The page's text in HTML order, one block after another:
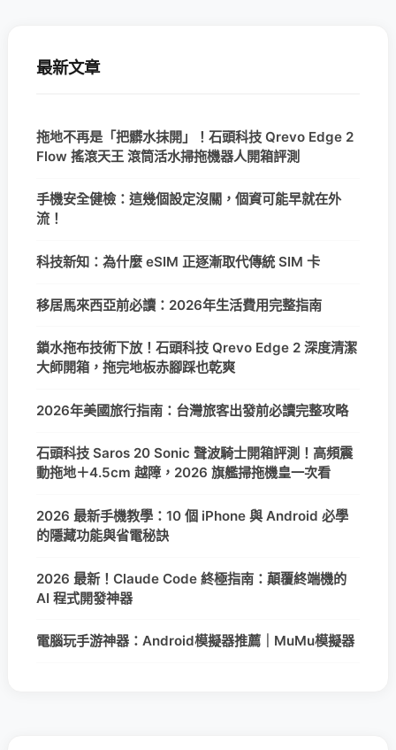
最新文章
拖地不再是「把髒水抹開」！石頭科技 Qrevo Edge 2
Flow 搖滾天王 滾筒活水掃拖機器人開箱評測
手機安全健檢：這幾個設定沒關，個資可能早就在外
流！
科技新知：為什麼 eSIM 正逐漸取代傳統 SIM 卡
移居馬來西亞前必讀：2026年生活費用完整指南
鎖水拖布技術下放！石頭科技 Qrevo Edge 2 深度清潔
大師開箱，拖完地板赤腳踩也乾爽
2026年美國旅行指南：台灣旅客出發前必讀完整攻略
石頭科技 Saros 20 Sonic 聲波騎士開箱評測！高頻震
動拖地＋4.5cm 越障，2026 旗艦掃拖機皇一次看
2026 最新手機教學：10 個 iPhone 與 Android 必學
的隱藏功能與省電秘訣
2026 最新！Claude Code 終極指南：顛覆終端機的
AI 程式開發神器
電腦玩手游神器：Android模擬器推薦｜MuMu模擬器